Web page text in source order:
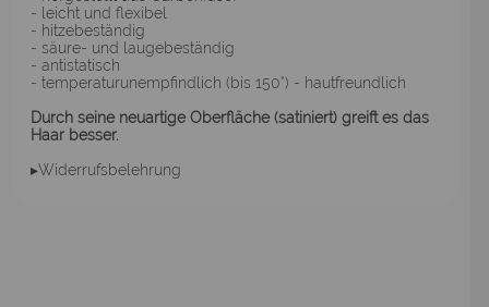
- leicht und flexibel
- hitzebeständig
- säure- und laugebeständig
- antistatisch
- temperaturunempfindlich (bis 150°) - hautfreundlich
Durch seine neuartige Oberfläche (satiniert) greift es das
Haar besser.
▸Widerrufsbelehrung